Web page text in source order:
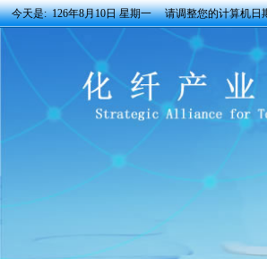
今天是:126年8月10日 星期一 请调整您的计算机